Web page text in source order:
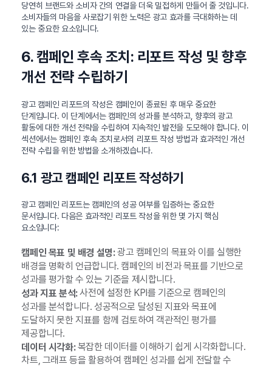
당연히 브랜드와 소비자 간의 연결을 더욱 밀접하게 만들어 줄 것입니다.
소비자들의 마음을 사로잡기 위한 노력은 광고 효과를 극대화하는 데
있는 중요한 요소입니다.
6. 캠페인 후속 조치: 리포트 작성 및 향후
개선 전략 수립하기
광고 캠페인 리포트의 작성은 캠페인이 종료된 후 매우 중요한
단계입니다. 이 단계에서는 캠페인의 성과를 분석하고, 향후의 광고
활동에 대한 개선 전략을 수립하여 지속적인 발전을 도모해야 합니다. 이
섹션에서는 캠페인 후속 조치로서의 리포트 작성 방법과 효과적인 개선
전략 수립을 위한 방법을 소개하겠습니다.
6.1 광고 캠페인 리포트 작성하기
광고 캠페인 리포트는 캠페인의 성공 여부를 입증하는 중요한
문서입니다. 다음은 효과적인 리포트 작성을 위한 몇 가지 핵심
요소입니다:
캠페인 목표 및 배경 설명:광고 캠페인의 목표와 이를 실행한
배경을 명확히 언급합니다. 캠페인의 비전과 목표를 기반으로
성과를 평가할 수 있는 기준을 제시합니다.
성과 지표 분석:사전에 설정한 KPI를 기준으로 캠페인의
성과를 분석합니다. 성공적으로 달성된 지표와 목표에
도달하지 못한 지표를 함께 검토하여 객관적인 평가를
제공합니다.
데이터 시각화:복잡한 데이터를 이해하기 쉽게 시각화합니다.
차트, 그래프 등을 활용하여 캠페인 성과를 쉽게 전달할 수